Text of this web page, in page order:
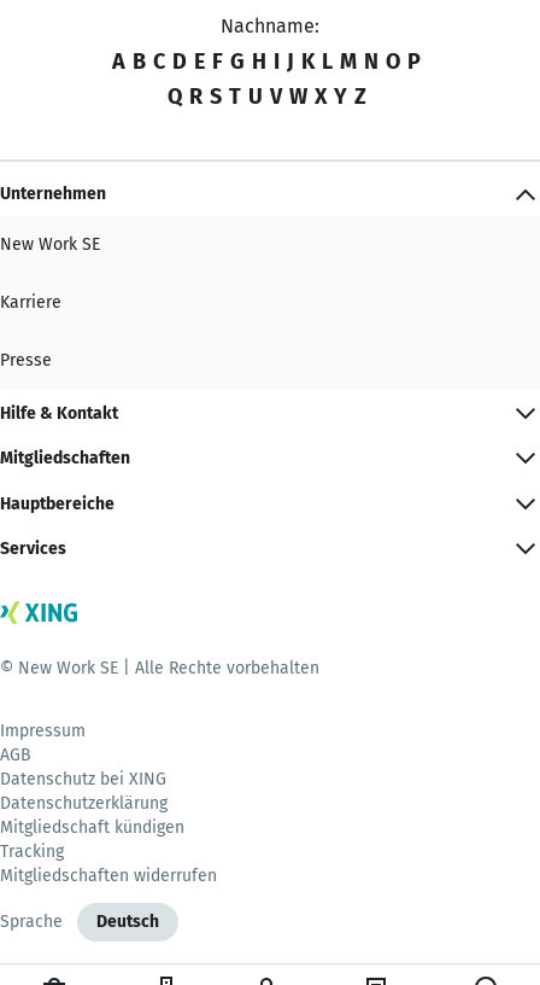
Nachname:
A B C D E F G H I J K L M N O P
Q R S T U V W X Y Z
Unternehmen
New Work SE
Karriere
Presse
Hilfe & Kontakt
Mitgliedschaften
Hauptbereiche
Services
© New Work SE | Alle Rechte vorbehalten
Impressum
AGB
Datenschutz bei XING
Datenschutzerklärung
Mitgliedschaft kündigen
Tracking
Mitgliedschaften widerrufen
Sprache Deutsch